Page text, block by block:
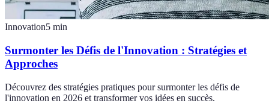
Innovation5 min
Surmonter les Défis de l'Innovation : Stratégies et
Approches
Découvrez des stratégies pratiques pour surmonter les défis de
l'innovation en 2026 et transformer vos idées en succès.